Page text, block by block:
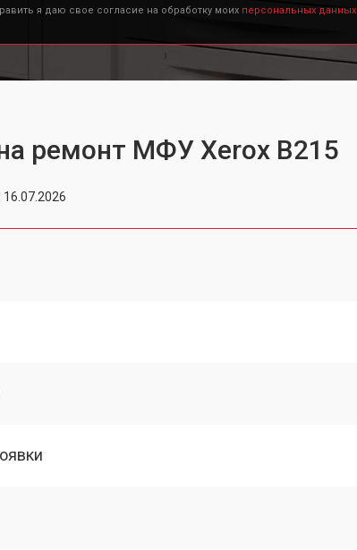
я даю свое согласие на обработку моих персональных данных.
ремонт МФУ Xerox B215